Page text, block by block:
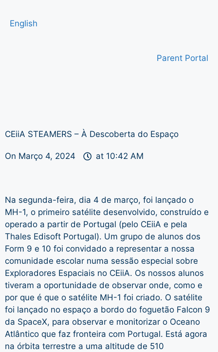
English
Parent Portal
CEiiA STEAMERS – À Descoberta do Espaço
On Março 4, 2024 at 10:42 AM
Na segunda-feira, dia 4 de março, foi lançado o
MH-1, o primeiro satélite desenvolvido, construído e
operado a partir de Portugal (pelo CEiiA e pela
Thales Edisoft Portugal). Um grupo de alunos dos
Form 9 e 10 foi convidado a representar a nossa
comunidade escolar numa sessão especial sobre
Exploradores Espaciais no CEiiA. Os nossos alunos
tiveram a oportunidade de observar onde, como e
por que é que o satélite MH-1 foi criado. O satélite
foi lançado no espaço a bordo do foguetão Falcon 9
da SpaceX, para observar e monitorizar o Oceano
Atlântico que faz fronteira com Portugal. Está agora
na órbita terrestre a uma altitude de 510